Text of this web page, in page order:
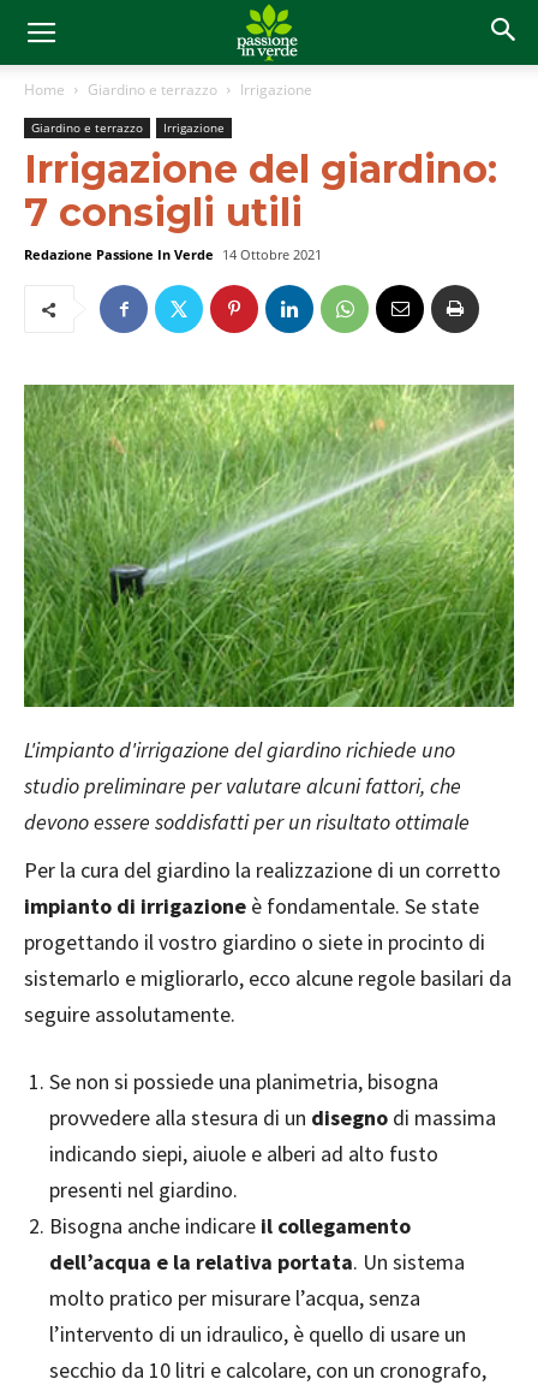
Home Giardino e terrazzo Irrigazione
Giardino e terrazzo Irrigazione
Irrigazione del giardino:
7 consigli utili
Redazione Passione In Verde 14 Ottobre 2021
L'impianto d'irrigazione del giardino richiede uno
studio preliminare per valutare alcuni fattori, che
devono essere soddisfatti per un risultato ottimale
Per la cura del giardino la realizzazione di un corretto
impianto di irrigazione è fondamentale. Se state
progettando il vostro giardino o siete in procinto di
sistemarlo e migliorarlo, ecco alcune regole basilari da
seguire assolutamente.
Se non si possiede una planimetria, bisogna
provvedere alla stesura di un disegno di massima
indicando siepi, aiuole e alberi ad alto fusto
presenti nel giardino.
Bisogna anche indicare il collegamento
dell’acqua e la relativa portata. Un sistema
molto pratico per misurare l’acqua, senza
l’intervento di un idraulico, è quello di usare un
secchio da 10 litri e calcolare, con un cronografo,